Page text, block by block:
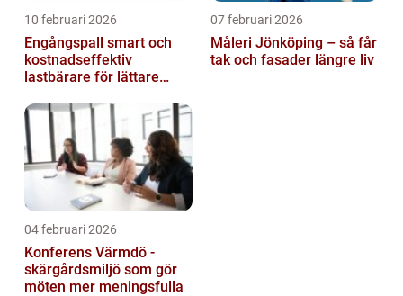
10 februari 2026
Engångspall smart och
kostnadseffektiv
lastbärare för lättare
07 februari 2026
Måleri Jönköping – så får
tak och fasader längre liv
04 februari 2026
Konferens Värmdö -
skärgårdsmiljö som gör
möten mer meningsfulla